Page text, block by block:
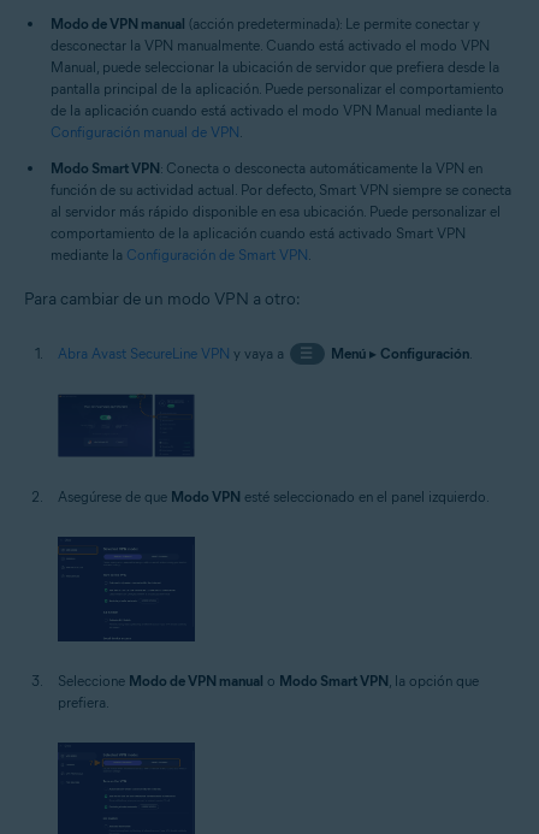
Modo de VPN manual (acción predeterminada): Le permite conectar y
desconectar la VPN manualmente. Cuando está activado el modo VPN
Manual, puede seleccionar la ubicación de servidor que prefiera desde la
pantalla principal de la aplicación. Puede personalizar el comportamiento
de la aplicación cuando está activado el modo VPN Manual mediante la
Configuración manual de VPN.
Modo Smart VPN: Conecta o desconecta automáticamente la VPN en
función de su actividad actual. Por defecto, Smart VPN siempre se conecta
al servidor más rápido disponible en esa ubicación. Puede personalizar el
comportamiento de la aplicación cuando está activado Smart VPN
mediante la Configuración de Smart VPN.
Para cambiar de un modo VPN a otro:
Abra Avast SecureLine VPN y vaya a ☰ Menú▸ Configuración.
Asegúrese de que Modo VPN esté seleccionado en el panel izquierdo.
Seleccione Modo de VPN manual o Modo Smart VPN, la opción que
prefiera.